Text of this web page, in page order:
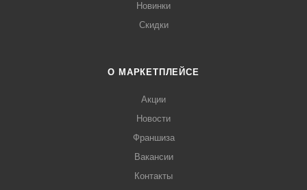
Новинки
Скидки
О МАРКЕТПЛЕЙСЕ
Акции
Новости
Франшиза
Вакансии
Контакты